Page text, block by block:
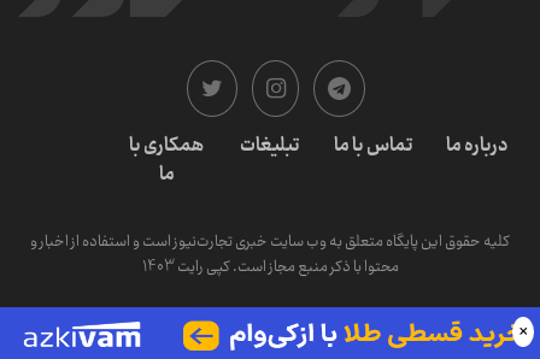
درباره ما تماس با ما تبلیغات
همکاری با
ما
کلیه حقوق این پایگاه متعلق به وب سایت خبری تجارت‌نیوز است و استفاده از اخبار و
محتوا با ذکر منبع مجاز است. کپی رایت 1403
×